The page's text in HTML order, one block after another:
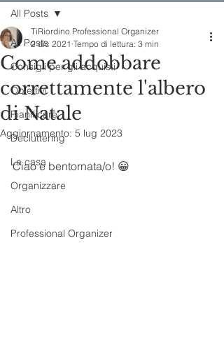
All Posts
Consigli per gli acquisti
Obiettivi
Pianificare
Decluttering
La casa
Organizzare
Altro
Professional Organizer
All Posts
Come addobbare
correttamente l'albero
di Natale
TiRiordino Professional Organizer
2 dic 2021 Tempo di lettura: 3 min
Aggiornamento: 5 lug 2023
Ciao e bentornata/o! 😀